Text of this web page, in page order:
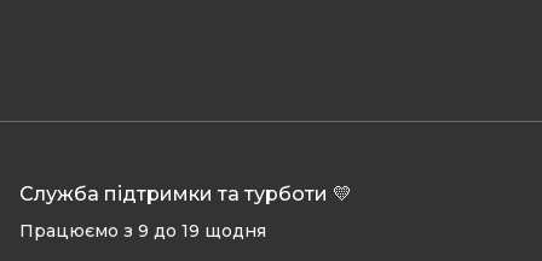
Служба підтримки та турботи 💛
Працюємо з 9 до 19 щодня